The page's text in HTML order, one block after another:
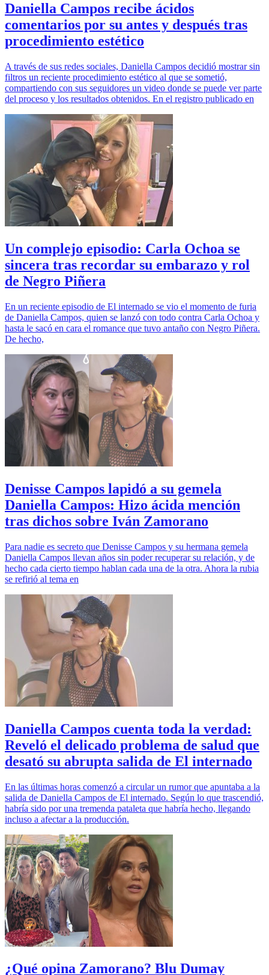
Daniella Campos recibe ácidos
comentarios por su antes y después tras
procedimiento estético
A través de sus redes sociales, Daniella Campos decidió mostrar sin
filtros un reciente procedimiento estético al que se sometió,
compartiendo con sus seguidores un video donde se puede ver parte
del proceso y los resultados obtenidos. En el registro publicado en
Un complejo episodio: Carla Ochoa se
sincera tras recordar su embarazo y rol
de Negro Piñera
En un reciente episodio de El internado se vio el momento de furia
de Daniella Campos, quien se lanzó con todo contra Carla Ochoa y
hasta le sacó en cara el romance que tuvo antaño con Negro Piñera.
De hecho,
Denisse Campos lapidó a su gemela
Daniella Campos: Hizo ácida mención
tras dichos sobre Iván Zamorano
Para nadie es secreto que Denisse Campos y su hermana gemela
Daniella Campos llevan años sin poder recuperar su relación, y de
hecho cada cierto tiempo hablan cada una de la otra. Ahora la rubia
se refirió al tema en
Daniella Campos cuenta toda la verdad:
Reveló el delicado problema de salud que
desató su abrupta salida de El internado
En las últimas horas comenzó a circular un rumor que apuntaba a la
salida de Daniella Campos de El internado. Según lo que trascendió,
habría sido por una tremenda pataleta que habría hecho, llegando
incluso a afectar a la producción.
¿Qué opina Zamorano? Blu Dumay